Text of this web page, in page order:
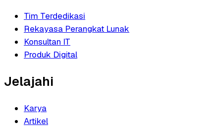
Tim Terdedikasi
Rekayasa Perangkat Lunak
Konsultan IT
Produk Digital
Jelajahi
Karya
Artikel